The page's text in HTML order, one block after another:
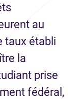
au
taux établi
la
prise
fédéral,